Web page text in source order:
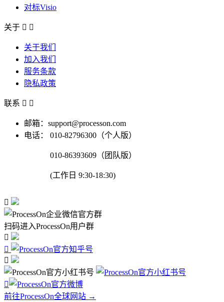
对标Visio
关于  
关于我们
加入我们
服务条款
隐私政策
联系  
邮箱：support@processon.com
电话：
010-82796300（个人版）
010-86393609（团队版）
(工作日 9:30-18:30)

扫码进入ProcessOn用户群




前往ProcessOn全球网站 →